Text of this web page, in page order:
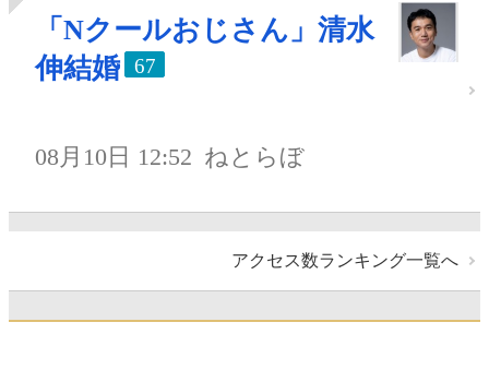
「Nクールおじさん」清水
伸結婚
67
08月10日 12:52 ねとらぼ
アクセス数ランキング一覧へ